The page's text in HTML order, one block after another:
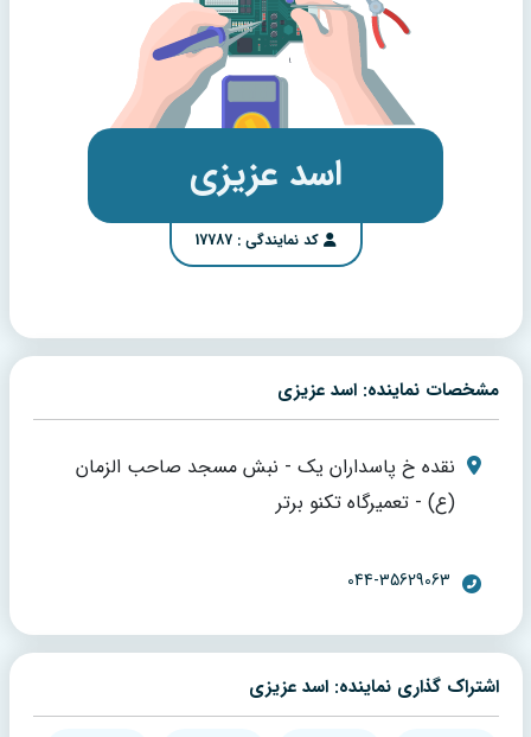
اسد عزیزی
کد نمایندگی : 17787
مشخصات نماینده: اسد عزیزی
نقده خ پاسداران یک - نبش مسجد صاحب الزمان
(ع) - تعمیرگاه تکنو برتر
044-35629063
اشتراک گذاری نماینده: اسد عزیزی